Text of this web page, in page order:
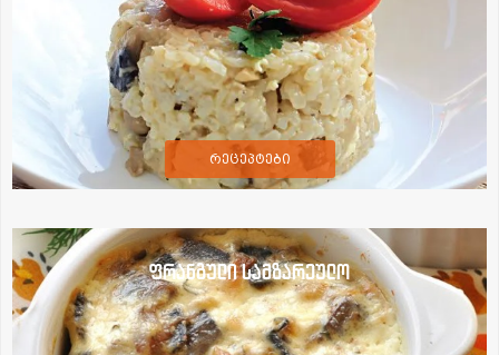
რეცეპტები
ფრანგული სამზარეულო